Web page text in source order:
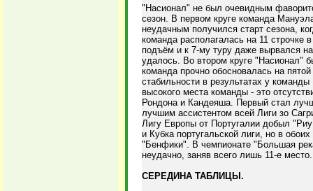
"Насионал" не был очевидным
сезон. В первом круге команда
неудачным получился старт сезона,
команда располагалась на 11
подъём и к 7-му туру даже вырвался
удалось. Во втором круге "Насионал"
команда прочно обосновалась на
стабильности в результатах у
высокого места команды - это
Рондона и Кандеяша. Первый стал
лучшим ассистентом всей Лиги зо
Лигу Европы от Португалии добыл
и Кубка португальской лиги, но в
"Бенфики". В чемпионате "Большая
неудачно, заняв всего лишь 11-е место.
СЕРЕДИНА ТАБЛИЦЫ.